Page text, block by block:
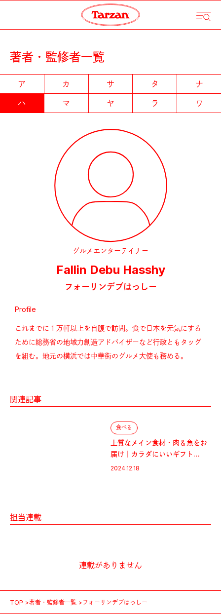
著者・監修者一覧
ア カ サ タ
ナ
ハ
マ ヤ ラ ワ
グルメエンターテイナー
Fallin Debu Hasshy
フォーリンデブはっしー
Profile
これまでに１万軒以上を自腹で訪問。食で日本を元気にする
ために総務省の地域力創造アドバイザーなど行政ともタッグ
を組む。地元の横浜では中華街のグルメ大使も務める。
関連記事
食べる
上質なメイン食材・肉＆魚をお
届け｜カラダにいいギフト
2024
2024.12.18
担当連載
連載がありません
TOP 著者・監修者一覧 フォーリンデブはっしー